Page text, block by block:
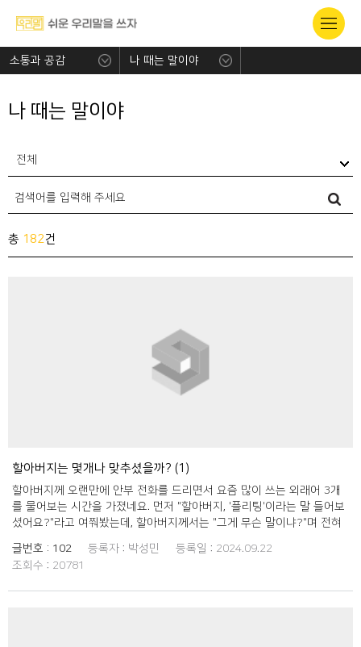
소통과 공감 나 때는 말이야
나 때는 말이야
전체
총 182건
할아버지는 몇개나 맞추셨을까? (1)
할아버지께 오랜만에 안부 전화를 드리면서 요즘 많이 쓰는 외래어 3개
를 물어보는 시간을 가졌네요. 먼저 "할아버지, '플리팅'이라는 말 들어보
셨어요?"라고 여쭤봤는데, 할아버지께서는 "그게 무슨 말이냐?"며 전혀
는 가벼운 만남 같은 걸 뜻하는 말이에요"라고 설명을 드렸더니 할아버지
께서 "요즘엔 그런 말도 있구나" 하시며 약간은 흥미로워하셨네요. 다음
으로 "할아버지, '레트로'는 아세요?"라고 여쭤봤어요. 할아버지께서는 한
글번호 : 102 등록자 : 박성민 등록일 : 2024.09.22
조회수 : 20781